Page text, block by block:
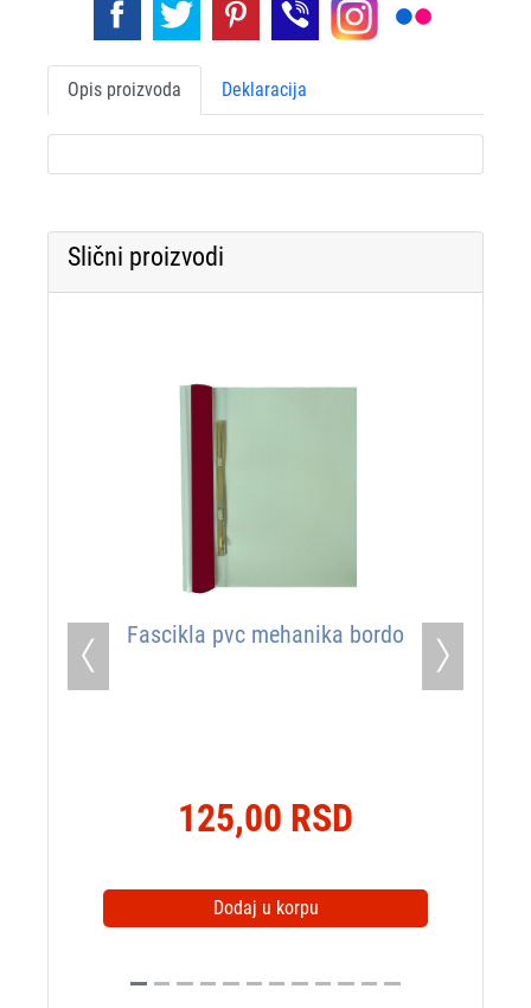
Opis proizvoda Deklaracija
Slični proizvodi
Fascikla pvc mehanika bordo
125,00 RSD
Dodaj u korpu
Previous Next